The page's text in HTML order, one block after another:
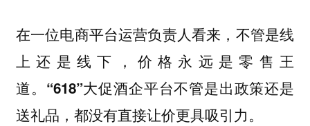
在一位电商平台运营负责人看来， 不管是线
上还是线下，价格永远是零售王
道。“618”大促酒企平台不管是出政策还是
送礼品，都没有直接让价更具吸引力。